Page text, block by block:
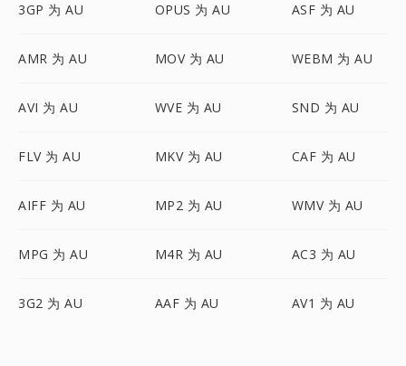
3GP 为 AU OPUS 为 AU ASF 为 AU
AMR 为 AU MOV 为 AU WEBM 为 AU
AVI 为 AU WVE 为 AU SND 为 AU
FLV 为 AU MKV 为 AU CAF 为 AU
AIFF 为 AU MP2 为 AU WMV 为 AU
MPG 为 AU M4R 为 AU AC3 为 AU
3G2 为 AU AAF 为 AU AV1 为 AU